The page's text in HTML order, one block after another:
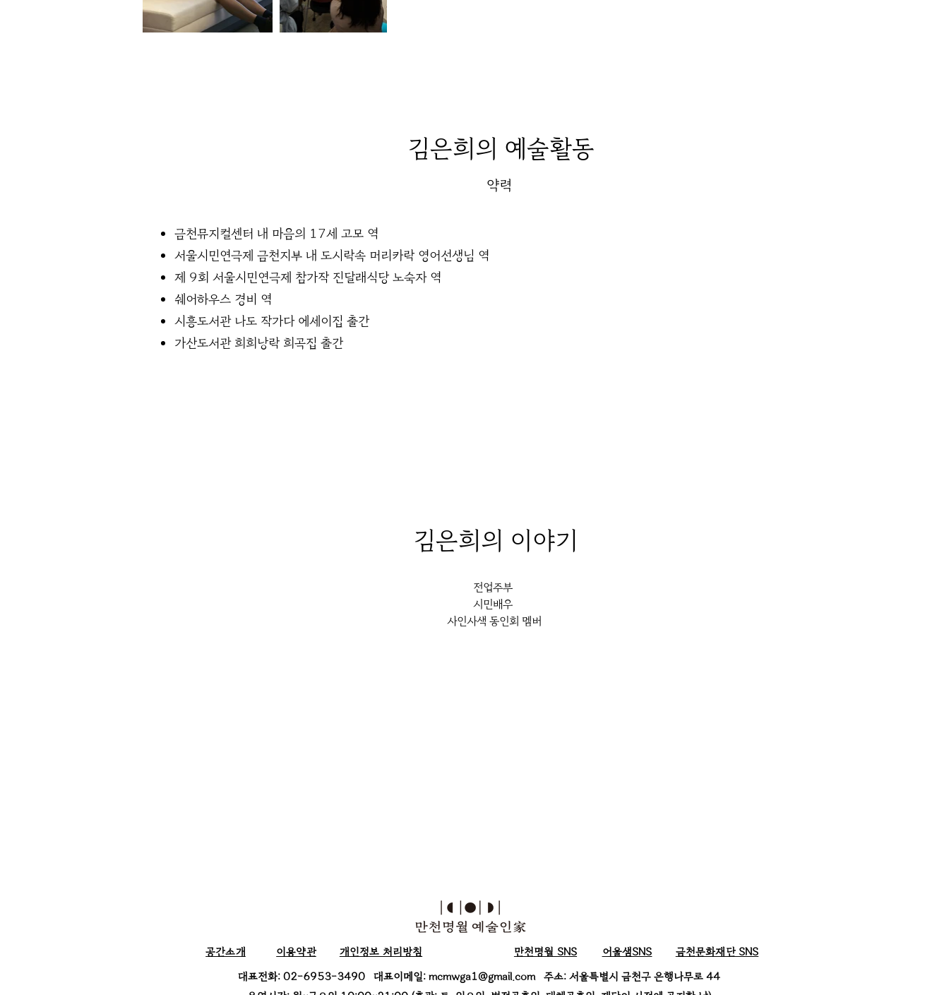
김은희의 예술활동
약력
금천뮤지컬센터 내 마음의 17세 고모 역
서울시민연극제 금천지부 내 도시락속 머리카락 영어선생님 역
제 9회 서울시민연극제 참가작 진달래식당 노숙자 역
쉐어하우스 경비 역
시흥도서관 나도 작가다 에세이집 출간
가산도서관 희희낭락 희곡집 출간
김은희의 이야기
전업주부
시민배우
사인사색 동인회 멤버
​공간소개 이용약관 개인정보​ 처리방침 ​만천명월 SNS ​어울샘SNS
금천문화재단 SNS
​대표전화: 02-6953-3490 대표이메일: mcmwga1@gmail.com
주소: 서울특별시 금천구 은행나무로 44